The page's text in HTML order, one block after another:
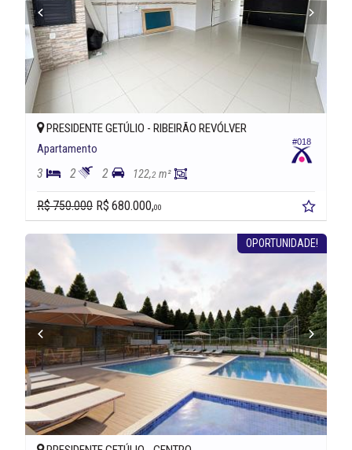
#018
PRESIDENTE GETÚLIO - RIBEIRÃO REVÓLVER
Apartamento
3 2 2 122,2 m²
R$ 750.000 R$ 680.000,00
OPORTUNIDADE!